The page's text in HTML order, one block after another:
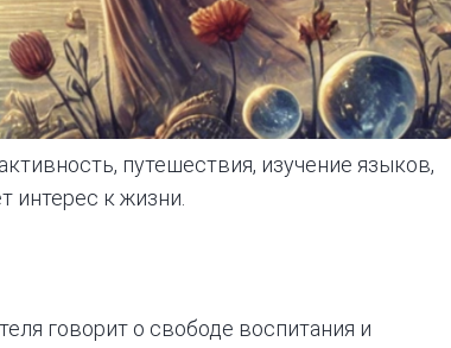
путешествия, изучение языков,
интерес к жизни.
говорит о свободе воспитания и